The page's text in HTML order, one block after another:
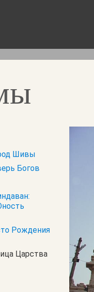
Шивы
Богов
Рождения
Царства